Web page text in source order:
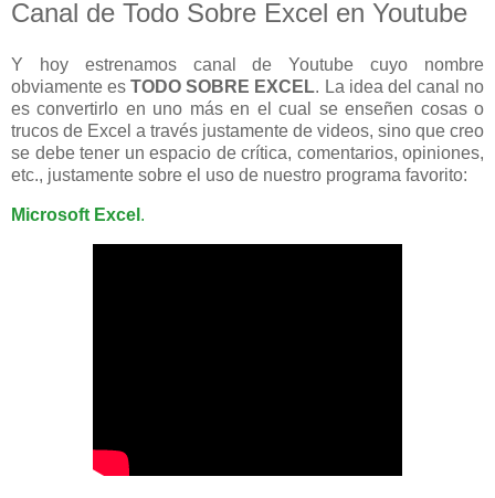
Canal de Todo Sobre Excel en Youtube
Y hoy estrenamos canal de Youtube cuyo nombre
obviamente esTODO SOBRE EXCEL. La idea del canal no
es convertirlo en uno más en el cual se enseñen cosas o
trucos de Excel a través justamente de videos, sino que creo
se debe tener un espacio de crítica, comentarios, opiniones,
etc., justamente sobre el uso de nuestro programa favorito:
Microsoft Excel .